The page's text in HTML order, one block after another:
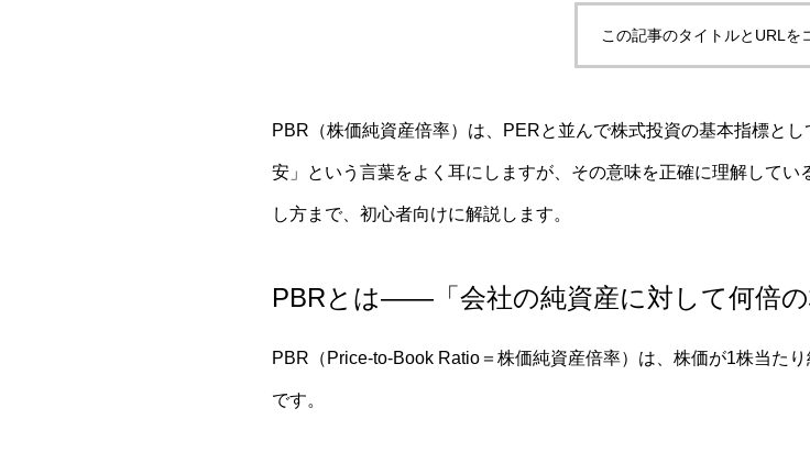
この記事のタイトルとURLを
PBR（株価純資産倍率）は、PERと並んで株式投資の基本指標と
安」という言葉をよく耳にしますが、その意味を正確に理解して
し方まで、初心者向けに解説します。
PBRとは——「会社の純資産に対して何倍
PBR（Price-to-Book Ratio＝株価純資産倍率）は、株価が1株当た
です。